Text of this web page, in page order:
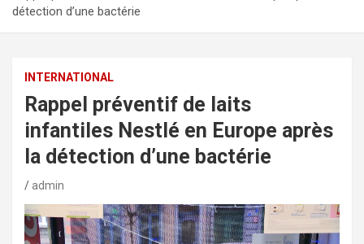
détection d’une bactérie
INTERNATIONAL
Rappel préventif de laits
infantiles Nestlé en Europe après
la détection d’une bactérie
admin